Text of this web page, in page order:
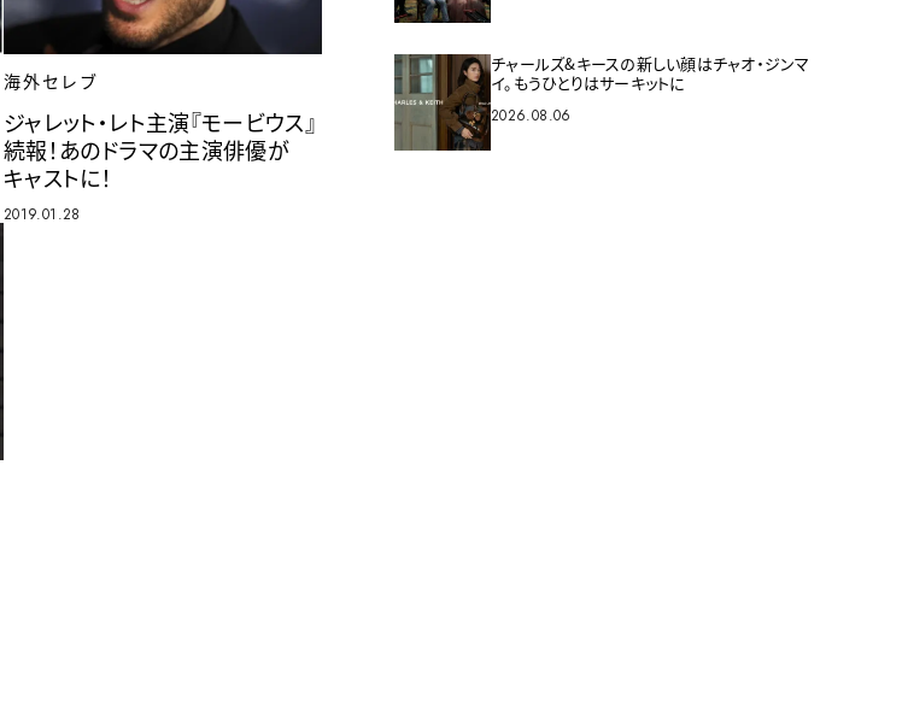
海外セレブ
ジャレット・レト主演『モービウス』
続報！あのドラマの主演俳優が
キャストに！
2019.01.28
チャールズ&キースの新しい顔はチャオ・ジンマ
イ。もうひとりはサーキットに
2026.08.06